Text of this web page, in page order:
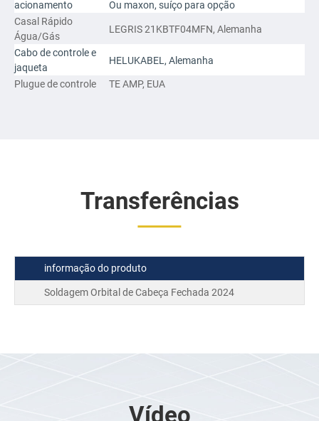
acionamento
Ou maxon, suíço para opção
Casal Rápido
Água/Gás
LEGRIS 21KBTF04MFN, Alemanha
Cabo de controle e
jaqueta
HELUKABEL, Alemanha
Plugue de controle TE AMP, EUA
Transferências
informação do produto
Soldagem Orbital de Cabeça Fechada 2024
Vídeo